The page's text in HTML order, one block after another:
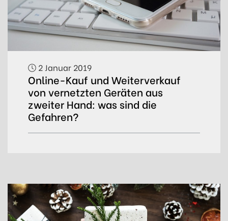
2 Januar 2019
Online-Kauf und Weiterverkauf
von vernetzten Geräten aus
zweiter Hand: was sind die
Gefahren?